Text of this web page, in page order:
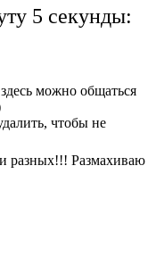
5 секунды:
можно общаться
чтобы не
разных!!! Размахиваю